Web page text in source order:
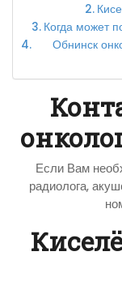
Когда может
Обнинск
Если Вам
радиолога,